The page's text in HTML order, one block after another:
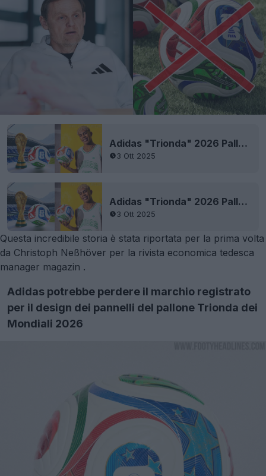
Adidas "Trionda" 2026 Pallone dei Mondiali di calcio
3 Ott 2025
Adidas "Trionda" 2026 Pallone dei Mondiali di calcio
3 Ott 2025
Questa incredibile storia è stata riportata per la prima volta
da Christoph Neßhöver per la rivista economica tedesca
manager magazin .
Adidas potrebbe perdere il marchio registrato
per il design dei pannelli del pallone Trionda dei
Mondiali 2026